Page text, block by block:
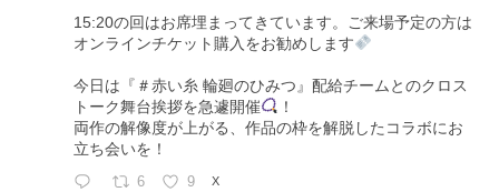
15:20の回はお席埋まってきています。ご来場予定の方は
オンラインチケット購入をお勧めします
今日は『＃赤い糸 輪廻のひみつ』配給チームとのクロス
トーク舞台挨拶を急遽開催
！
両作の解像度が上がる、作品の枠を解脱したコラボにお
立ち会いを！
6 9 X